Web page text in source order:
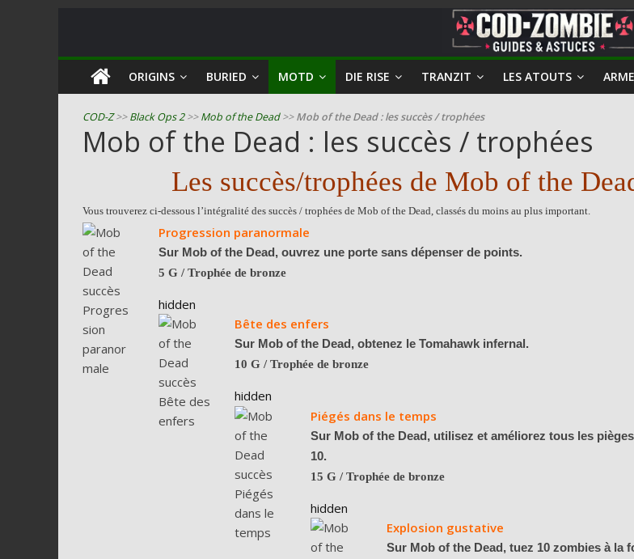
COD
Zombie
Guides
pour
le
mode
zombie
de
Call
of
Duty
ORIGINS BURIED MOTD DIE RISE TRANZIT LES ATOUTS
COD-Z>>Black Ops 2>>Mob of the Dead>>Mob of the Dead : les succès / trophées
Mob of the Dead : les succès / trophées
Les succès/trophées de Mob of the
Vous trouverez ci-dessous l’intégralité des succès / trophées de Mob of the Dead, classés du moins au plus important.
Progression paranormale
Sur Mob of the Dead, ouvrez une porte sans dépenser de points.
5 G / Trophée de bronze
hidden
Bête des enfers
Sur Mob of the Dead, obtenez le Tomahawk infernal.
10 G / Trophée de bronze
hidden
Piégés dans le temps
Sur Mob of the Dead, utilisez et améliorez tous les
10.
15 G / Trophée de bronze
hidden
Explosion gustative
Sur Mob of the Dead, tuez 10 zombies à la